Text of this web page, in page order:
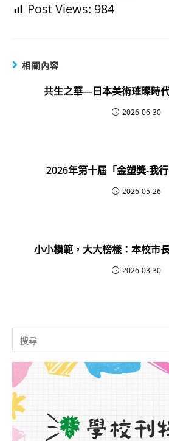
Post Views: 984
相關內容
共生之華—日本美術璀璨時
2026-06-30
2026年第十屆「金塑獎-我行
2026-05-26
小小模範，大大榜樣：本校市
2026-03-30
Search
for: